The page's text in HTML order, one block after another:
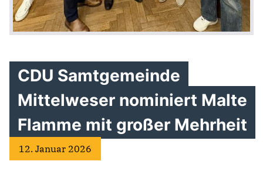
CDU Samtgemeinde
Mittelweser nominiert Malte
Flamme mit großer Mehrheit
12. Januar 2026